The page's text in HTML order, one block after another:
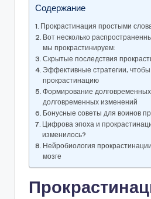
Содержание
Прокрастинация простыми
Вот несколько
мы прокрастинируем:
Скрытые последствия
Эффективные стратегии,
прокрастинацию
Формирование
долговременных изменений
Бонусные советы для воинов
Цифрова эпоха и
изменилось?
Нейробиология
мозге